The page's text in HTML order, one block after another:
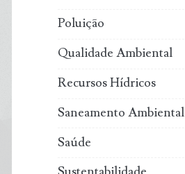
Poluição
Qualidade Ambiental
Recursos Hídricos
Saneamento Ambiental
Saúde